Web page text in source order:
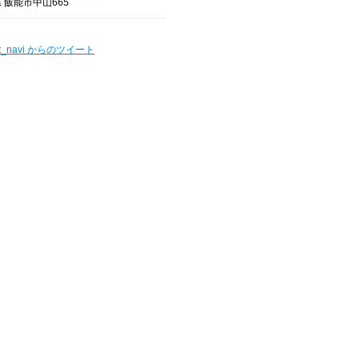
飯能市中山665
からのツイート